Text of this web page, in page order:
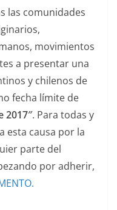
las comunidades
movimientos
a presentar una
y chilenos de
fecha límite de
2017″. Para todas y
esta causa por la
parte del
por adherir,